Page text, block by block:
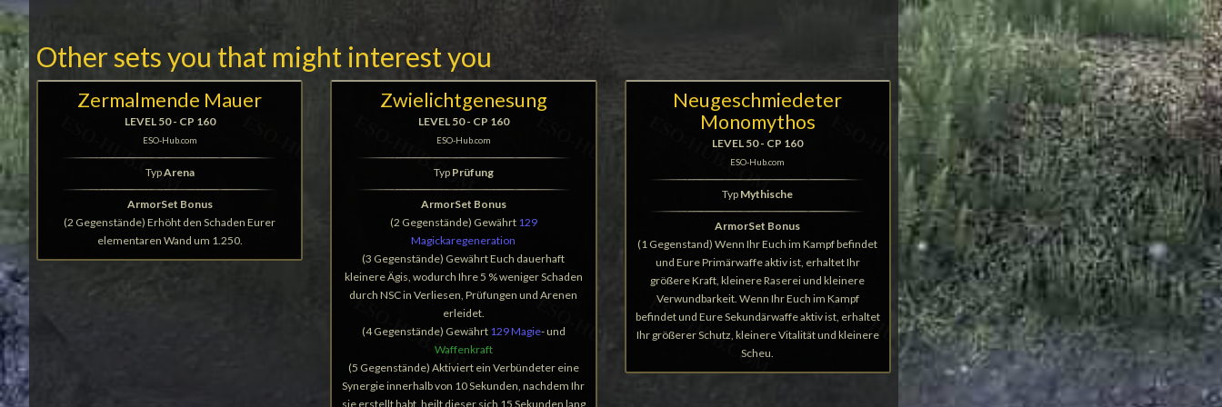
Other sets you that might interest you
Zermalmende Mauer
LEVEL 50 - CP 160
ESO-Hub.com
TypArena
ArmorSet Bonus
(2 Gegenstände) Erhöht den Schaden Eurer
elementaren Wand um 1.250.
Zwielichtgenesung
LEVEL 50 - CP 160
ESO-Hub.com
Typ Prüfung
ArmorSet Bonus
(2 Gegenstände) Gewährt 129
Magickaregeneration
(3 Gegenstände) Gewährt Euch dauerhaft
kleinere Ägis, wodurch Ihre 5 % weniger Schaden
durch NSC in Verliesen, Prüfungen und Arenen
erleidet.
(4 Gegenstände) Gewährt 129 Magie- und
Waffenkraft
(5 Gegenstände) Aktiviert ein Verbündeter eine
Synergie innerhalb von 10 Sekunden, nachdem Ihr
sie erstellt habt, heilt dieser sich 15 Sekunden lang
Neugeschmiedeter
Monomythos
LEVEL 50 - CP 160
ESO-Hub.com
Typ Mythische
ArmorSet Bonus
(1 Gegenstand) Wenn Ihr Euch im Kampf befindet
und Eure Primärwaffe aktiv ist, erhaltet Ihr
größere Kraft, kleinere Raserei und kleinere
Verwundbarkeit. Wenn Ihr Euch im Kampf
befindet und Eure Sekundärwaffe aktiv ist, erhaltet
Ihr größerer Schutz, kleinere Vitalität und kleinere
Scheu.